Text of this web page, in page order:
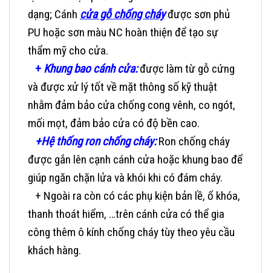
dạng; Cánh cửa gỗ chống cháyđược sơn phủ
PU hoặc sơn màu NC hoàn thiện để tạo sự
thẩm mỹ cho cửa.
+ Khung bao cánh cửa:được làm từ gỗ cứng
và được xử lý tốt về mặt thông số kỹ thuật
nhằm đảm bảo cửa chống cong vênh, co ngót,
mối mọt, đảm bảo cửa có độ bền cao.
+Hệ thống ron chống cháy:Ron chống cháy
được gắn lên cạnh cánh cửa hoặc khung bao để
giúp ngăn chặn lửa và khói khi có đám cháy.
+ Ngoài ra còn có các phụ kiện bản lề, ổ khóa,
thanh thoát hiểm, …trên cánh cửa có thể gia
công thêm ô kính chống cháy tùy theo yêu cầu
khách hàng.